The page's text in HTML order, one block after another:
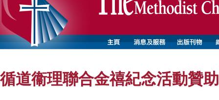
循道衞理聯合金禧紀念活動贊